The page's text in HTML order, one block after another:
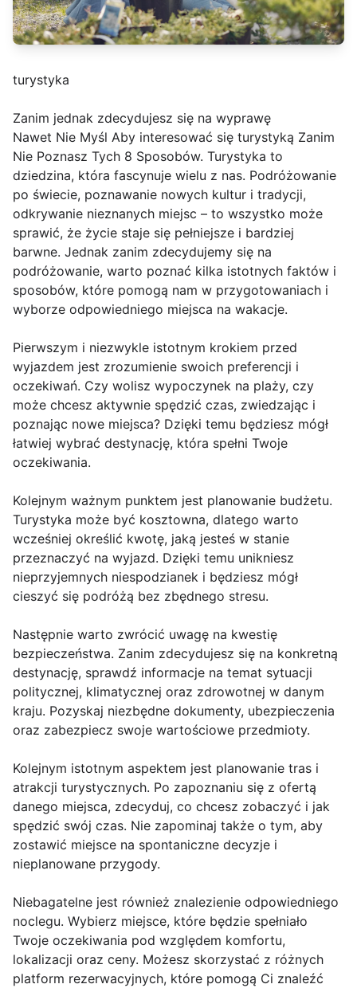
turystyka
Zanim jednak zdecydujesz się na wyprawę
Nawet Nie Myśl Aby interesować się turystyką Zanim
Nie Poznasz Tych 8 Sposobów. Turystyka to
dziedzina, która fascynuje wielu z nas. Podróżowanie
po świecie, poznawanie nowych kultur i tradycji,
odkrywanie nieznanych miejsc – to wszystko może
sprawić, że życie staje się pełniejsze i bardziej
barwne. Jednak zanim zdecydujemy się na
podróżowanie, warto poznać kilka istotnych faktów i
sposobów, które pomogą nam w przygotowaniach i
wyborze odpowiedniego miejsca na wakacje.
Pierwszym i niezwykle istotnym krokiem przed
wyjazdem jest zrozumienie swoich preferencji i
oczekiwań. Czy wolisz wypoczynek na plaży, czy
może chcesz aktywnie spędzić czas, zwiedzając i
poznając nowe miejsca? Dzięki temu będziesz mógł
łatwiej wybrać destynację, która spełni Twoje
oczekiwania.
Kolejnym ważnym punktem jest planowanie budżetu.
Turystyka może być kosztowna, dlatego warto
wcześniej określić kwotę, jaką jesteś w stanie
przeznaczyć na wyjazd. Dzięki temu unikniesz
nieprzyjemnych niespodzianek i będziesz mógł
cieszyć się podróżą bez zbędnego stresu.
Następnie warto zwrócić uwagę na kwestię
bezpieczeństwa. Zanim zdecydujesz się na konkretną
destynację, sprawdź informacje na temat sytuacji
politycznej, klimatycznej oraz zdrowotnej w danym
kraju. Pozyskaj niezbędne dokumenty, ubezpieczenia
oraz zabezpiecz swoje wartościowe przedmioty.
Kolejnym istotnym aspektem jest planowanie tras i
atrakcji turystycznych. Po zapoznaniu się z ofertą
danego miejsca, zdecyduj, co chcesz zobaczyć i jak
spędzić swój czas. Nie zapominaj także o tym, aby
zostawić miejsce na spontaniczne decyzje i
nieplanowane przygody.
Niebagatelne jest również znalezienie odpowiedniego
noclegu. Wybierz miejsce, które będzie spełniało
Twoje oczekiwania pod względem komfortu,
lokalizacji oraz ceny. Możesz skorzystać z różnych
platform rezerwacyjnych, które pomogą Ci znaleźć